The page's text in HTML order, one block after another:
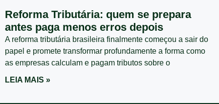
Reforma Tributária: quem se prepara
antes paga menos erros depois
A reforma tributária brasileira finalmente começou a sair do
papel e promete transformar profundamente a forma como
as empresas calculam e pagam tributos sobre o
LEIA MAIS »